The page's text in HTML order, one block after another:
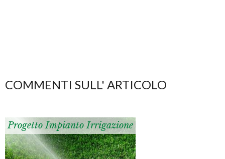
COMMENTI SULL' ARTICOLO
Progetto Impianto Irrigazione